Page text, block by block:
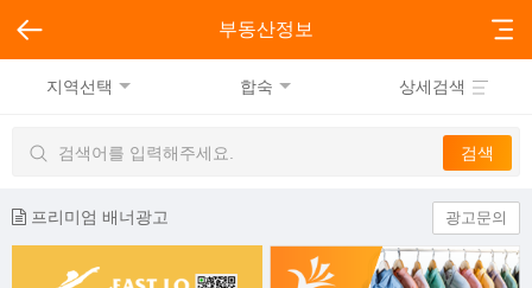
부동산정보
지역선택 합숙 상세검색
프리미엄 배너광고 광고문의